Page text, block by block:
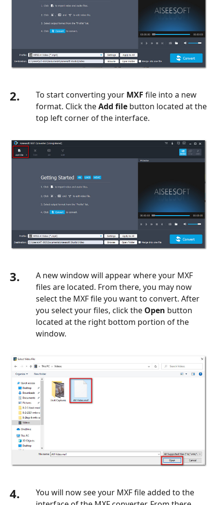
2. To start converting your MXF file into a new
format. Click theAdd file button located at the
top left corner of the interface.
3.
A new window will appear where your MXF
files are located. From there, you may now
select the MXF file you want to convert. After
you select your files, click the Open button
located at the right bottom portion of the
window.
4.
You will now see your MXF file added to the